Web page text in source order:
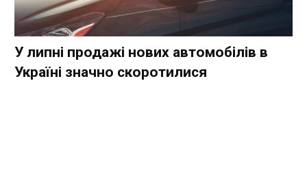
У липні продажі нових автомобілів в
Україні значно скоротилися